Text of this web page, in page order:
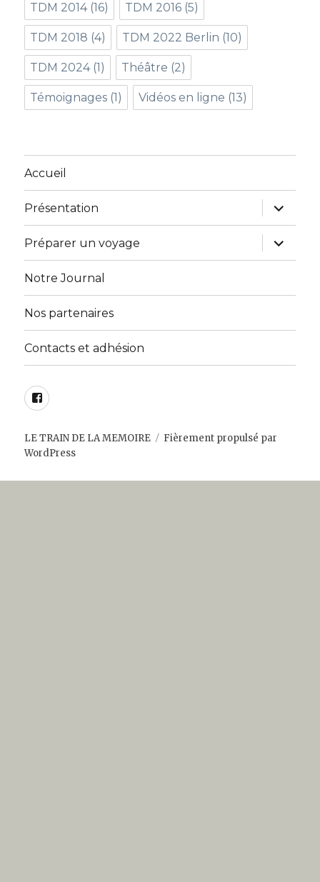
TDM 2014(16) TDM 2016 (5)
TDM 2018 (4) TDM 2022 Berlin (10)
TDM 2024(1) Théâtre (2)
Témoignages (1) Vidéos en ligne (13)
Accueil
Présentation
ouvrir
le
sous-
menu
Préparer un voyage
ouvrir
le
sous-
Notre Journal
Nos partenaires
Contacts et adhésion
Facebook
LE TRAIN DE LA MEMOIRE
Fièrement propulsé par
WordPress